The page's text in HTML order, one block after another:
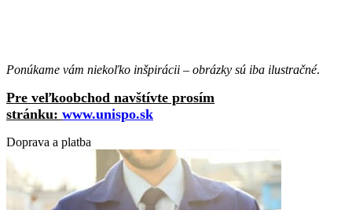
Ponúkame vám niekoľko inšpirácii – obrázky sú iba ilustračné.
Pre veľkoobchod navštívte prosím
stránku: www.unispo.sk
Doprava a platba